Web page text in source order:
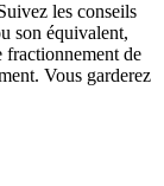
les conseils
son équivalent,
fractionnement de
Vous garderez